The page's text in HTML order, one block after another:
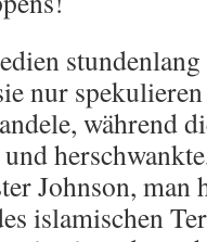
nur
während
Johnson, man
islamischen